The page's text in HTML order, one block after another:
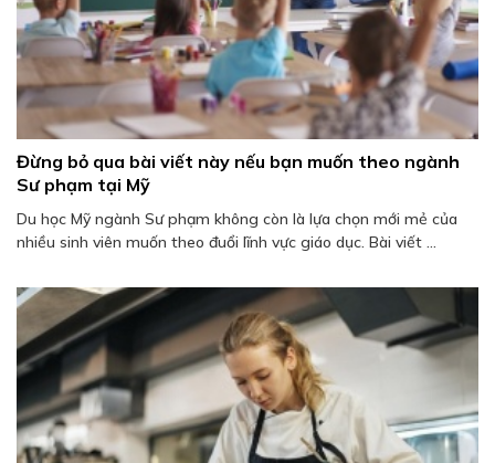
Đừng bỏ qua bài viết này nếu bạn muốn theo ngành
Sư phạm tại Mỹ
Du học Mỹ ngành Sư phạm không còn là lựa chọn mới mẻ của
nhiều sinh viên muốn theo đuổi lĩnh vực giáo dục. Bài viết ...